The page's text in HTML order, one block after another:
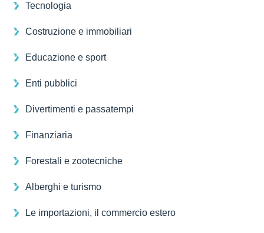
Tecnologia
Costruzione e immobiliari
Educazione e sport
Enti pubblici
Divertimenti e passatempi
Finanziaria
Forestali e zootecniche
Alberghi e turismo
Le importazioni, il commercio estero